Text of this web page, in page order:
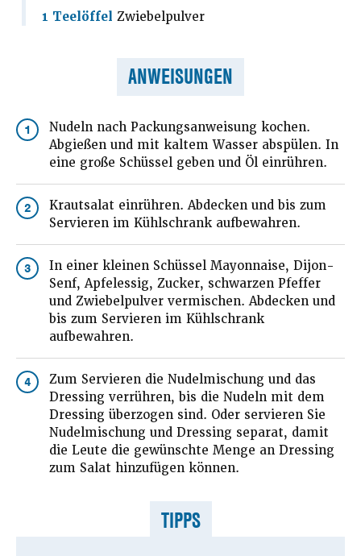
1 Teelöffel Zwiebelpulver
ANWEISUNGEN
1
Nudeln nach Packungsanweisung kochen.
Abgießen und mit kaltem Wasser abspülen. In
eine große Schüssel geben und Öl einrühren.
2
Krautsalat einrühren. Abdecken und bis zum
Servieren im Kühlschrank aufbewahren.
3
In einer kleinen Schüssel Mayonnaise, Dijon-
Senf, Apfelessig, Zucker, schwarzen Pfeffer
und Zwiebelpulver vermischen. Abdecken und
bis zum Servieren im Kühlschrank
aufbewahren.
4
Zum Servieren die Nudelmischung und das
Dressing verrühren, bis die Nudeln mit dem
Dressing überzogen sind. Oder servieren Sie
Nudelmischung und Dressing separat, damit
die Leute die gewünschte Menge an Dressing
zum Salat hinzufügen können.
TIPPS